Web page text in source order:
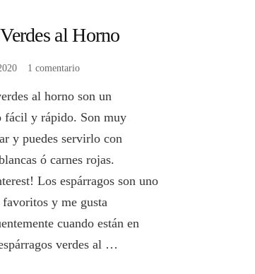
al Horno
1 comentarioen
Verdes
al
al horno son un
fácil y rápido. Son muy
y puedes servirlo con
ó carnes rojas.
Los espárragos son uno
y me gusta
cuando están en
verdes al …